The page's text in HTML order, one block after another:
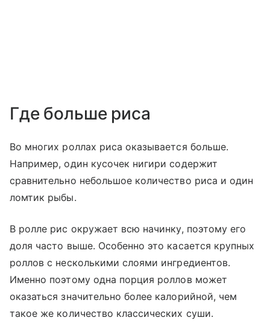
Где больше риса
Во многих роллах риса оказывается больше.
Например, один кусочек нигири содержит
сравнительно небольшое количество риса и один
ломтик рыбы.
В ролле рис окружает всю начинку, поэтому его
доля часто выше. Особенно это касается крупных
роллов с несколькими слоями ингредиентов.
Именно поэтому одна порция роллов может
оказаться значительно более калорийной, чем
такое же количество классических суши.